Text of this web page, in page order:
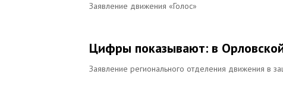
Заявление движения «Голос»
Цифры показывают: в
Заявление регионального отделения движения в